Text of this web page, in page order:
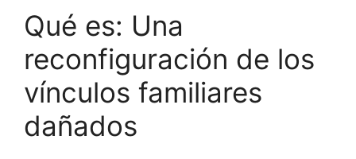
Qué es: Una
reconfiguración de los
vínculos familiares
dañados